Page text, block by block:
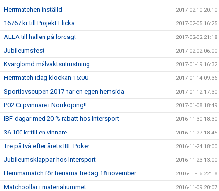
Herrmatchen inställd 2017-02-10 20:10
16767 kr till Projekt Flicka 2017-02-05 16:25
ALLA till hallen på lördag! 2017-02-02 21:18
Jubileumsfest 2017-02-02 06:00
Kvarglömd målvaktsutrustning 2017-01-19 16:32
Herrmatch idag klockan 15:00 2017-01-14 09:36
Sportlovscupen 2017 har en egen hemsida 2017-01-12 17:30
P02 Cupvinnare i Norrköping!! 2017-01-08 18:49
IBF-dagar med 20 % rabatt hos Intersport 2016-11-30 18:30
36 100 kr till en vinnare 2016-11-27 18:45
Tre på två efter årets IBF Poker 2016-11-24 18:00
Jubileumsklappar hos Intersport 2016-11-23 13:00
Hemmamatch för herrarna fredag 18 november 2016-11-16 22:18
Matchbollar i materialrummet 2016-11-09 20:07